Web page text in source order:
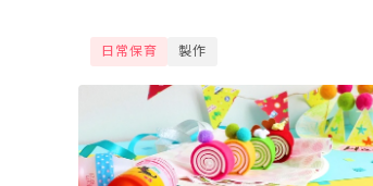
の機会に、...
日常保育 製作